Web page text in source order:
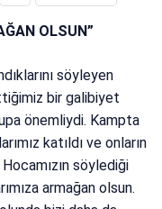
OLSUN”
söyleyen
bir galibiyet
önemliydi. Kampta
katıldı ve onların
söylediği
armağan olsun.